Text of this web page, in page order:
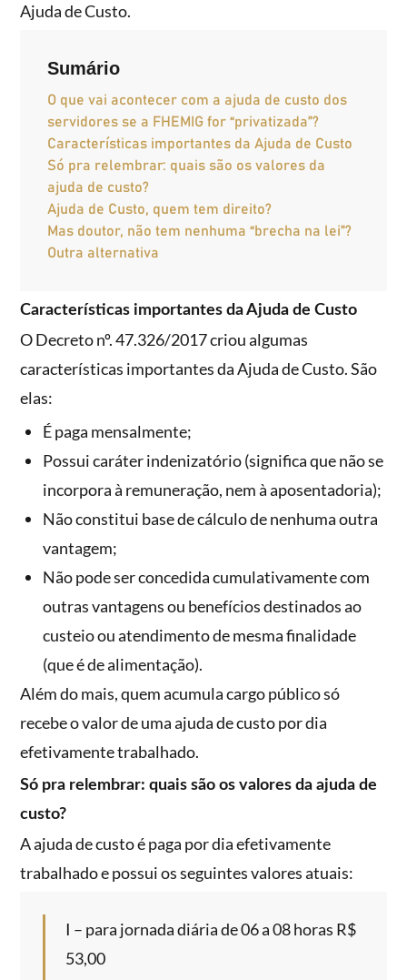
Ajuda de Custo.
Sumário
O que vai acontecer com a ajuda de custo dos
servidores se a FHEMIG for “privatizada”?
Características importantes da Ajuda de Custo
Só pra relembrar: quais são os valores da
ajuda de custo?
Ajuda de Custo, quem tem direito?
Mas doutor, não tem nenhuma “brecha na lei”?
Outra alternativa
Características importantes da Ajuda de Custo
O Decreto nº. 47.326/2017 criou algumas
características importantes da Ajuda de Custo. São
elas:
É paga mensalmente;
Possui caráter indenizatório (significa que não se
incorpora à remuneração, nem à aposentadoria);
Não constitui base de cálculo de nenhuma outra
vantagem;
Não pode ser concedida cumulativamente com
outras vantagens ou benefícios destinados ao
custeio ou atendimento de mesma finalidade
(que é de alimentação).
Além do mais, quem acumula cargo público só
recebe o valor de uma ajuda de custo por dia
efetivamente trabalhado.
Só pra relembrar: quais são os valores da ajuda de
custo?
A ajuda de custo é paga por dia efetivamente
trabalhado e possui os seguintes valores atuais:
I – para jornada diária de 06 a 08 horas R$
53,00